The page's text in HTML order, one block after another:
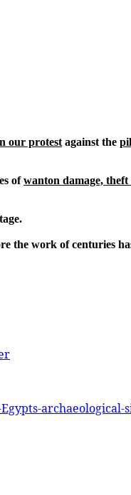
our protestagainst the
ofwanton damage,
the work of centuries
archaeological-